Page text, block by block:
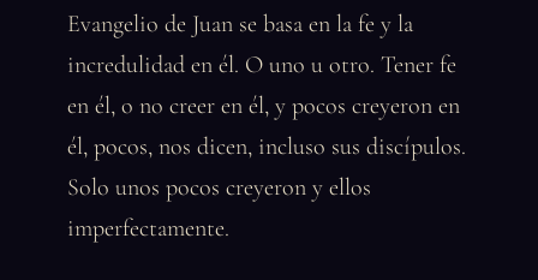
Evangelio de Juan se basa en la fe y la
incredulidad en él. O uno u otro. Tener fe
en él, o no creer en él, y pocos creyeron en
él, pocos, nos dicen, incluso sus discípulos.
Solo unos pocos creyeron y ellos
imperfectamente.